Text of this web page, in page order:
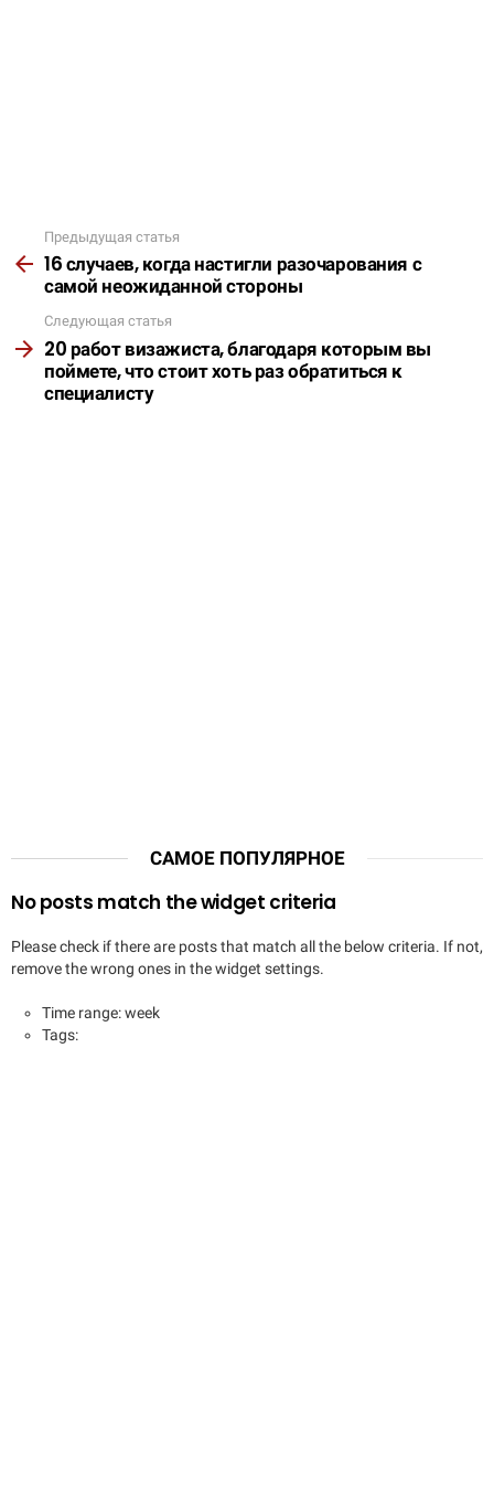
Подробнее
Предыдущая статья
16 случаев, когда настигли разочарования с
самой неожиданной стороны
Следующая статья
20 работ визажиста, благодаря которым вы
поймете, что стоит хоть раз обратиться к
специалисту
САМОЕ ПОПУЛЯРНОЕ
No posts match the widget criteria
Please check if there are posts that match all the below criteria. If not,
remove the wrong ones in the widget settings.
Time range: week
Tags: